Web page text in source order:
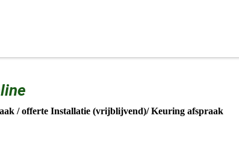
/ offerte Installatie (vrijblijvend)/ Keuring afspraak